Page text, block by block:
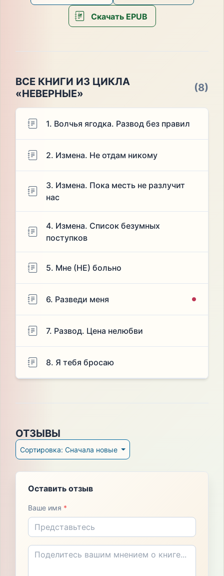
Скачать EPUB
ВСЕ КНИГИ ИЗ ЦИКЛА
«НЕВЕРНЫЕ»
(8)
1. Волчья ягодка. Развод без правил
2. Измена. Не отдам никому
3. Измена. Пока месть не разлучит
нас
4. Измена. Список безумных
поступков
5. Мне (НЕ) больно
6. Разведи меня
7. Развод. Цена нелюбви
8. Я тебя бросаю
ОТЗЫВЫ
Сортировка: Сначала новые
Оставить отзыв
Ваше имя *